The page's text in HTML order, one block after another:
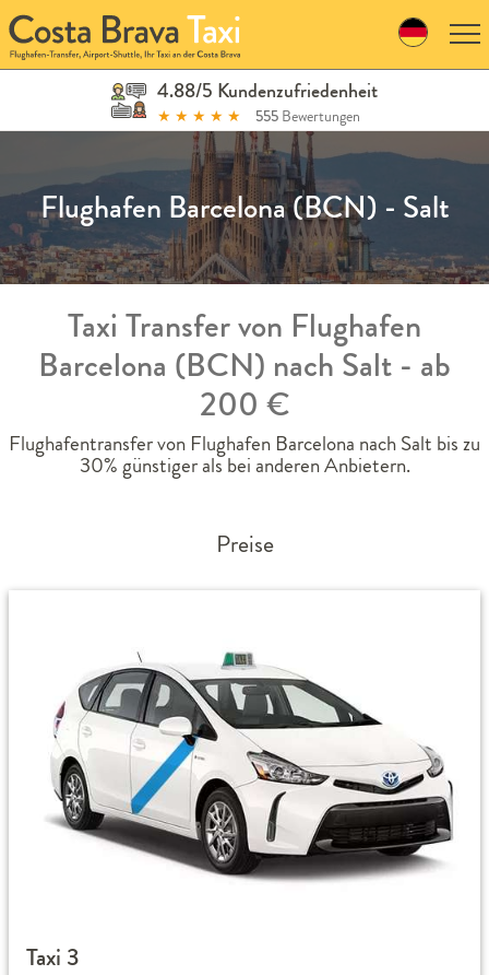
Skip
to
navigation
Skip
4.88/5 Kundenzufriedenheit
★ ★ ★ ★ ★ 555 Bewertungen
Flughafen Barcelona (BCN) - Salt
Taxi Transfer von Flughafen
Barcelona (BCN) nach Salt - ab
200 €
Flughafentransfer von Flughafen Barcelona nach Salt bis zu
30% günstiger als bei anderen Anbietern.
Preise
Taxi 3